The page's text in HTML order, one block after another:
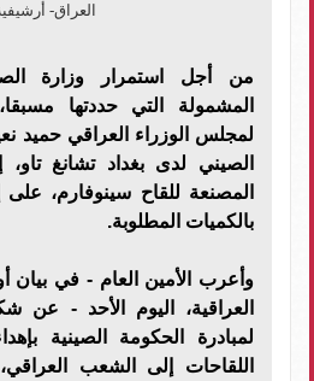
العراق-
من أجل استمرار وزارة
المشمولة التي حددتها
لمجلس الوزراء العراقي حميد
الصيني لدى بغداد تشانغ
المصنعة للقاح سينوفارم، على
بالكميات المطلوبة.
وأعرب الأمين العام - في بيان
العراقية، اليوم الأحد - عن
لمبادرة الحكومة الصينية
اللقاحات إلى الشعب العراقي،